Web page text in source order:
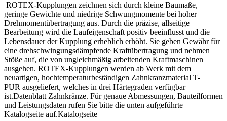
ROTEX-Kupplungen zeichnen sich durch kleine Baumaße,
geringe Gewichte und niedrige Schwungmomente bei hoher
Drehmomentübertragung aus. Durch die präzise, allseitige
Bearbeitung wird die Laufeigenschaft positiv beeinflusst und die
Lebensdauer der Kupplung erheblich erhöht. Sie geben Gewähr für
eine drehschwingungsdämpfende Kraftübertragung und nehmen
Stöße auf, die von ungleichmäßig arbeitenden Kraftmaschinen
ausgehen. ROTEX-Kupplungen werden ab Werk mit dem
neuartigen, hochtemperaturbeständigen Zahnkranzmaterial T-
PUR ausgeliefert, welches in drei Härtegraden verfügbar
ist.Datenblatt Zahnkränze. Für genaue Abmessungen, Bauteilformen
und Leistungsdaten rufen Sie bitte die unten aufgeführte
Katalogseite auf.Katalogseite